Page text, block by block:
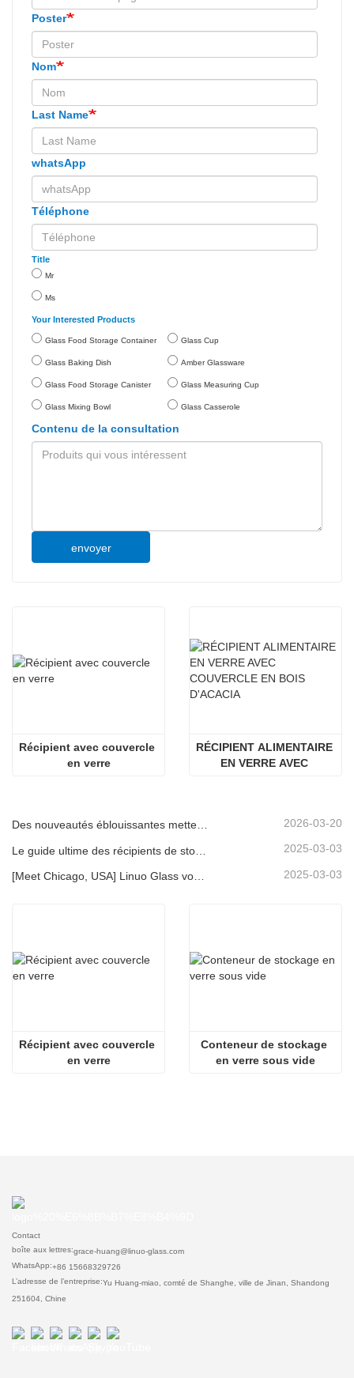
Poster
Nom
Last Name
whatsApp
Téléphone
Title
Mr
Ms
Your Interested Products
Glass Food Storage Container
Glass Baking Dish
Glass Food Storage Canister
Glass Mixing Bowl
Glass Cup
Amber Glassware
Glass Measuring Cup
Glass Casserole
Contenu de la consultation
envoyer
Récipient avec couvercle
en verre
RÉCIPIENT ALIMENTAIRE
EN VERRE AVEC
Des nouveautés éblouissantes mettent en lumière la force de Linuo | Le verre spécial Linuo fait ses débuts à Ambiente Frankfurt 2026-03-20
2025-03-03
2025-03-03
Récipient avec couvercle
en verre
Conteneur de stockage
en verre sous vide
Contact
boîte aux lettres:grace-huang@linuo-glass.com
WhatsApp:+86 15668329726
L’adresse de l’entreprise:Yu Huang-miao, comté de Shanghe, ville de Jinan, Shandong
251604, Chine